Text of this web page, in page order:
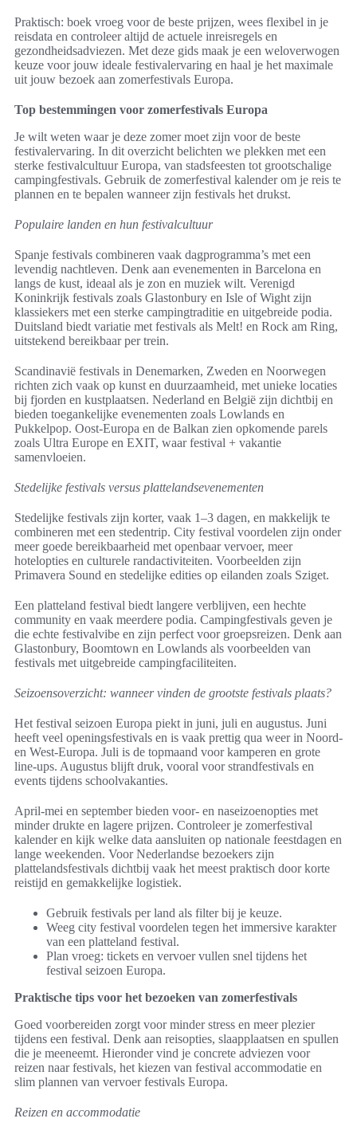
Praktisch: boek vroeg voor de beste prijzen, wees flexibel in je
reisdata en controleer altijd de actuele inreisregels en
gezondheidsadviezen. Met deze gids maak je een weloverwogen
keuze voor jouw ideale festivalervaring en haal je het maximale
uit jouw bezoek aan zomerfestivals Europa.
Top bestemmingen voor zomerfestivals Europa
Je wilt weten waar je deze zomer moet zijn voor de beste
festivalervaring. In dit overzicht belichten we plekken met een
sterke festivalcultuur Europa, van stadsfeesten tot grootschalige
campingfestivals. Gebruik de zomerfestival kalender om je reis te
plannen en te bepalen wanneer zijn festivals het drukst.
Populaire landen en hun festivalcultuur
Spanje festivals combineren vaak dagprogramma’s met een
levendig nachtleven. Denk aan evenementen in Barcelona en
langs de kust, ideaal als je zon en muziek wilt. Verenigd
Koninkrijk festivals zoals Glastonbury en Isle of Wight zijn
klassiekers met een sterke campingtraditie en uitgebreide podia.
Duitsland biedt variatie met festivals als Melt! en Rock am Ring,
uitstekend bereikbaar per trein.
Scandinavië festivals in Denemarken, Zweden en Noorwegen
richten zich vaak op kunst en duurzaamheid, met unieke locaties
bij fjorden en kustplaatsen. Nederland en België zijn dichtbij en
bieden toegankelijke evenementen zoals Lowlands en
Pukkelpop. Oost-Europa en de Balkan zien opkomende parels
zoals Ultra Europe en EXIT, waar festival + vakantie
samenvloeien.
Stedelijke festivals versus plattelandsevenementen
Stedelijke festivals zijn korter, vaak 1–3 dagen, en makkelijk te
combineren met een stedentrip. City festival voordelen zijn onder
meer goede bereikbaarheid met openbaar vervoer, meer
hotelopties en culturele randactiviteiten. Voorbeelden zijn
Primavera Sound en stedelijke edities op eilanden zoals Sziget.
Een platteland festival biedt langere verblijven, een hechte
community en vaak meerdere podia. Campingfestivals geven je
die echte festivalvibe en zijn perfect voor groepsreizen. Denk aan
Glastonbury, Boomtown en Lowlands als voorbeelden van
festivals met uitgebreide campingfaciliteiten.
Seizoensoverzicht: wanneer vinden de grootste festivals plaats?
Het festival seizoen Europa piekt in juni, juli en augustus. Juni
heeft veel openingsfestivals en is vaak prettig qua weer in Noord-
en West-Europa. Juli is de topmaand voor kamperen en grote
line‑ups. Augustus blijft druk, vooral voor strandfestivals en
events tijdens schoolvakanties.
April-mei en september bieden voor- en naseizoenopties met
minder drukte en lagere prijzen. Controleer je zomerfestival
kalender en kijk welke data aansluiten op nationale feestdagen en
lange weekenden. Voor Nederlandse bezoekers zijn
plattelandsfestivals dichtbij vaak het meest praktisch door korte
reistijd en gemakkelijke logistiek.
Gebruik festivals per land als filter bij je keuze.
Weeg city festival voordelen tegen het immersive karakter
van een platteland festival.
Plan vroeg: tickets en vervoer vullen snel tijdens het
festival seizoen Europa.
Praktische tips voor het bezoeken van zomerfestivals
Goed voorbereiden zorgt voor minder stress en meer plezier
tijdens een festival. Denk aan reisopties, slaapplaatsen en spullen
die je meeneemt. Hieronder vind je concrete adviezen voor
reizen naar festivals, het kiezen van festival accommodatie en
slim plannen van vervoer festivals Europa.
Reizen en accommodatie